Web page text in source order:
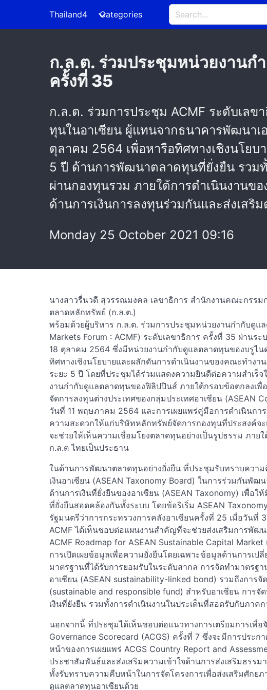
Thailand4 Categories
ก.ล.ต. ร่วมประชุมหน่วยงานก
ครั้งที่ 35
ก.ล.ต. ร่วมการประชุม ACMF ระดับเล
ทุนในอาเซียน ผู้แทนจากธนาคารพัฒนาเ
ตุลาคม 2564 เพื่อหารือทิศทางเชิงนโยบ
5 ปี ด้านการพัฒนาตลาดทุนที่ยั่งยืน รวม
ผ่านกองทุนรวม ภายใต้การดำเนินงานข
ด้านการเงินการลงทุนร่วมกันและส่งเสริ
Monday 25 October 2021 09:16
นางสาวรื่นวดี สุวรรณมงคล เลขาธิการ สำนักงานคณะกรรม
ตลาดหลักทรัพย์ (ก.ล.ต.)
พร้อมด้วยผู้บริหาร ก.ล.ต. ร่วมการประชุมหน่วยงานกำกับดูแ
Markets Forum : ACMF) ระดับเลขาธิการ ครั้งที่ 35 ผ่านร
18 ตุลาคม 2564 ซึ่งมีหน่วยงานกำกับดูแลตลาดทุนของบรูไน
ทิศทางเชิงนโยบายและผลักดันการดำเนินงานของคณะทำงา
ระยะ 5 ปี โดยที่ประชุมได้ร่วมแสดงความยินดีต่อความสำเร็จ
งานกำกับดูแลตลาดทุนของฟิลิปปินส์ ภายใต้กรอบข้อตกลงเพื่
จัดการลงทุนต่างประเทศของกลุ่มประเทศอาเซียน (ASEAN
วันที่ 11 พฤษภาคม 2564 และการเผยแพร่คู่มือการดำเนินกา
ความสะดวกให้แก่บริษัทหลักทรัพย์จัดการกองทุนที่ประสงค์จ
จะช่วยให้เห็นความเชื่อมโยงตลาดทุนอย่างเป็นรูปธรรม ภา
ก.ล.ต ไทยเป็นประธาน
ในด้านการพัฒนาตลาดทุนอย่างยั่งยืน ที่ประชุมรับทราบควา
เงินอาเซียน (ASEAN Taxonomy Board) ในการร่วมกันพั
ด้านการเงินที่ยั่งยืนของอาเซียน (ASEAN Taxonomy) เพื่อ
ที่ยั่งยืนสอดคล้องกันทั้งระบบ โดยข้อริเริ่ม ASEAN
รัฐมนตรีว่าการกระทรวงการคลังอาเซียนครั้งที่ 25 เมื่อวัน
ACMF ได้เห็นชอบต่อแผนงานสำคัญที่จะช่วยส่งเสริมการพัฒ
ACMF Roadmap for ASEAN Sustainable Capital
การเปิดเผยข้อมูลเพื่อความยั่งยืนโดยเฉพาะข้อมูลด้านการเ
มาตรฐานที่ได้รับการยอมรับในระดับสากล การจัดทำมาตรฐ
อาเซียน (ASEAN sustainability-linked bond) รวมถึงการ
(sustainable and responsible fund) สำหรับอาเซียน การจั
เงินที่ยังยืน รวมทั้งการดำเนินงานในประเด็นที่สอดรับกับภาค
นอกจากนี้ ที่ประชุมได้เห็นชอบต่อแนวทางการเตรียมการเพื่อ
Governance Scorecard (ACGS) ครั้งที่ 7 ซึ่งจะมีการประ
หน้าของการเผยแพร่ ACGS Country Report and
ประชาสัมพันธ์และส่งเสริมความเข้าใจด้านการส่งเสริมธรรม
ทั้งรับทราบความคืบหน้าในการจัดโครงการเพื่อส่งเสริมศักย
ดูแลตลาดทุนอาเซียนด้วย